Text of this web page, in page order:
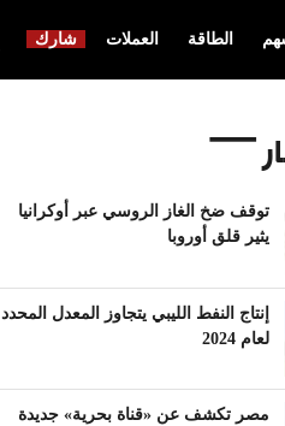
الطاقة العملات شارك
توقف ضخ الغاز الروسي عبر أوكرانيا
يثير قلق أوروبا
إنتاج النفط الليبي يتجاوز المعدل المحدد
لعام 2024
مصر تكشف عن «قناة بحرية» جديدة